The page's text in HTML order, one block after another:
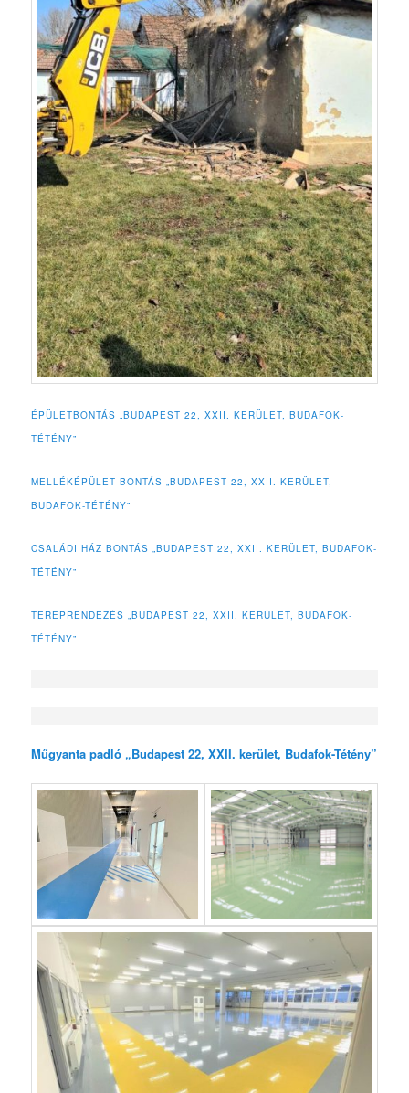
ÉPÜLETBONTÁS „BUDAPEST 22, XXII. KERÜLET, BUDAFOK-
TÉTÉNY”
MELLÉKÉPÜLET BONTÁS „BUDAPEST 22, XXII. KERÜLET,
BUDAFOK-TÉTÉNY”
CSALÁDI HÁZ BONTÁS „BUDAPEST 22, XXII. KERÜLET, BUDAFOK-
TÉTÉNY”
TEREPRENDEZÉS „BUDAPEST 22, XXII. KERÜLET, BUDAFOK-
TÉTÉNY”
Műgyanta padló „Budapest 22, XXII. kerület, Budafok-Tétény”